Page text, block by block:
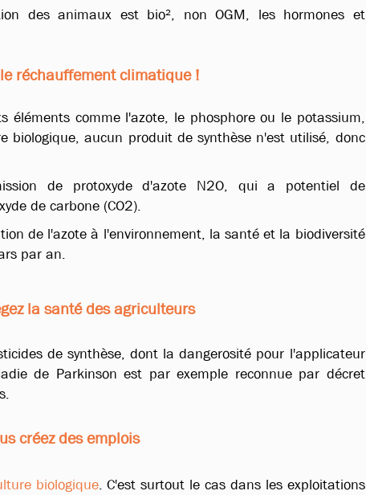
des animaux est bio², non OGM, les hormones et
réchauffement climatique !
éléments comme l'azote, le phosphore ou le potassium,
biologique, aucun produit de synthèse n'est utilisé, donc
de protoxyde d'azote N2O, qui a potentiel de
de carbone (CO2).
de l'azote à l'environnement, la santé et la biodiversité
par an.
la santé des agriculteurs
de synthèse, dont la dangerosité pour l'applicateur
de Parkinson est par exemple reconnue par décret
créez des emplois
biologique. C'est surtout le cas dans les exploitations